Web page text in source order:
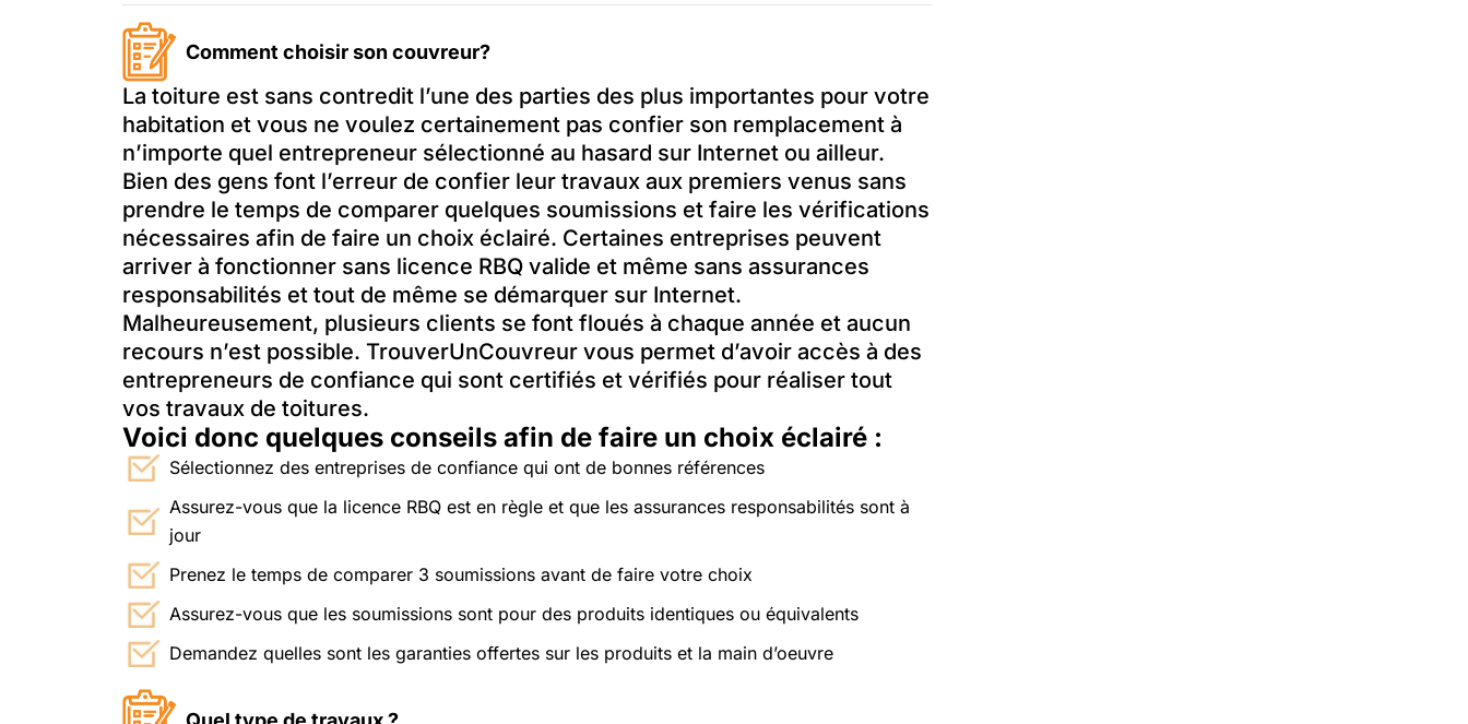
Comment choisir son couvreur?
La toiture est sans contredit l’une des parties des plus importantes pour votre
habitation et vous ne voulez certainement pas confier son remplacement à
n’importe quel entrepreneur sélectionné au hasard sur Internet ou ailleur.
Bien des gens font l’erreur de confier leur travaux aux premiers venus sans
prendre le temps de comparer quelques soumissions et faire les vérifications
nécessaires afin de faire un choix éclairé. Certaines entreprises peuvent
arriver à fonctionner sans licence RBQ valide et même sans assurances
responsabilités et tout de même se démarquer sur Internet.
Malheureusement, plusieurs clients se font floués à chaque année et aucun
recours n’est possible. TrouverUnCouvreur vous permet d’avoir accès à des
entrepreneurs de confiance qui sont certifiés et vérifiés pour réaliser tout
vos travaux de toitures.
Voici donc quelques conseils afin de faire un choix éclairé :
Sélectionnez des entreprises de confiance qui ont de bonnes références
Assurez-vous que la licence RBQ est en règle et que les assurances responsabilités sont à
jour
Prenez le temps de comparer 3 soumissions avant de faire votre choix
Assurez-vous que les soumissions sont pour des produits identiques ou équivalents
Demandez quelles sont les garanties offertes sur les produits et la main d’oeuvre